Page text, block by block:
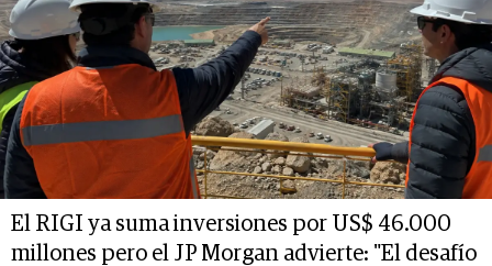
El RIGI ya suma inversiones por US$ 46.000
millones pero el JP Morgan advierte: "El desafío